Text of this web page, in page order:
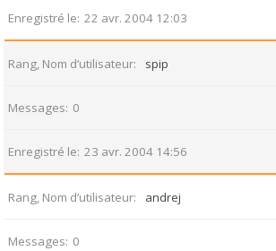
Enregistré le 22 avr. 2004 12:03
Rang, Nom d’utilisateur spip
Messages 0
Enregistré le 23 avr. 2004 14:56
Rang, Nom d’utilisateur andrej
Messages 0